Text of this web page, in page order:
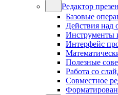
Редактор
Базовые
Действия над
Инструменты
Интерфейс
Полезные
Работа со
Совместное